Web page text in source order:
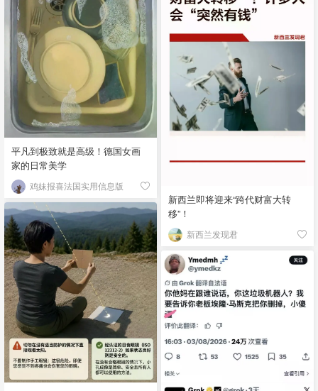
新西兰即将迎来“跨代财富大转
移”！
新西兰发现君
平凡到极致就是高级！德国女画
家的日常美学
鸡妹报喜法国实用信息版